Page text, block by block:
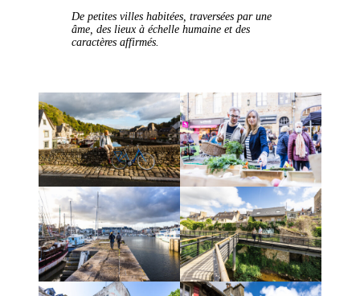
De petites villes habitées, traversées par une
âme, des lieux à échelle humaine et des
caractères affirmés.